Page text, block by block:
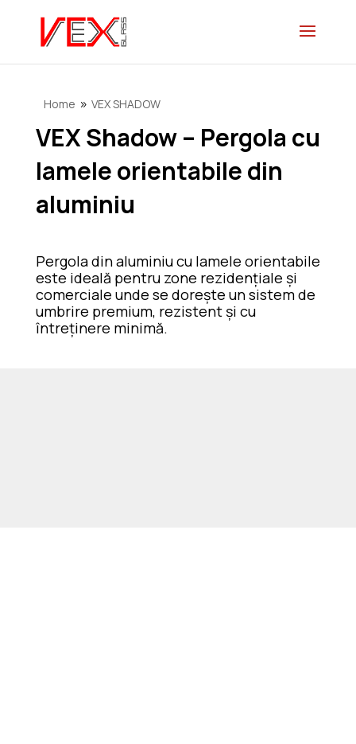
Home 9 VEX SHADOW
VEX Shadow – Pergola cu
lamele orientabile din
aluminiu
Pergola din aluminiu cu lamele orientabile
este ideală pentru zone rezidențiale și
comerciale unde se dorește un sistem de
umbrire premium, rezistent și cu
întreținere minimă.